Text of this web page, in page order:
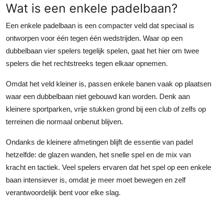
Top 10
How To
Wat is een enkele padelbaan?
Een enkele padelbaan is een compacter veld dat speciaal is
ontworpen voor één tegen één wedstrijden. Waar op een
dubbelbaan vier spelers tegelijk spelen, gaat het hier om twee
spelers die het rechtstreeks tegen elkaar opnemen.
Omdat het veld kleiner is, passen enkele banen vaak op plaatsen
waar een dubbelbaan niet gebouwd kan worden. Denk aan
kleinere sportparken, vrije stukken grond bij een club of zelfs op
terreinen die normaal onbenut blijven.
Ondanks de kleinere afmetingen blijft de essentie van padel
hetzelfde: de glazen wanden, het snelle spel en de mix van
kracht en tactiek. Veel spelers ervaren dat het spel op een enkele
baan intensiever is, omdat je meer moet bewegen en zelf
verantwoordelijk bent voor elke slag.